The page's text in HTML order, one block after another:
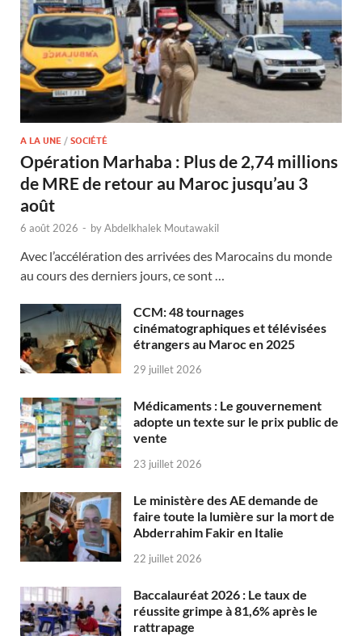
A LA UNE / SOCIÉTÉ
Opération Marhaba : Plus de 2,74 millions
de MRE de retour au Maroc jusqu’au 3
août
6 août 2026 - byAbdelkhalek Moutawakil
Avec l’accélération des arrivées des Marocains du monde
au cours des derniers jours, ce sont …
CCM: 48 tournages
cinématographiques et télévisées
étrangers au Maroc en 2025
29 juillet 2026
Médicaments : Le gouvernement
adopte un texte sur le prix public de
vente
23 juillet 2026
Le ministère des AE demande de
faire toute la lumière sur la mort de
Abderrahim Fakir en Italie
22 juillet 2026
Baccalauréat 2026 : Le taux de
réussite grimpe à 81,6% après le
rattrapage